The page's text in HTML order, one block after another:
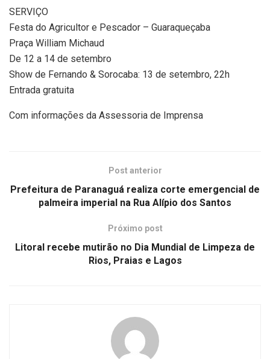
SERVIÇO
Festa do Agricultor e Pescador – Guaraqueçaba
Praça William Michaud
De 12 a 14 de setembro
Show de Fernando & Sorocaba: 13 de setembro, 22h
Entrada gratuita
Com informações da Assessoria de Imprensa
Post anterior
Prefeitura de Paranaguá realiza corte emergencial de
palmeira imperial na Rua Alípio dos Santos
Próximo post
Litoral recebe mutirão no Dia Mundial de Limpeza de
Rios, Praias e Lagos